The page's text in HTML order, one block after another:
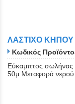
ΛΑΣΤΙΧΟ ΚΗΠΟΥ
Κωδικός
Εύκαμπτος
50μ Μεταφορά